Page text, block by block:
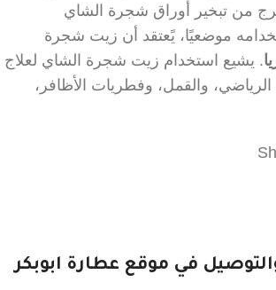
من تبخير أوراق شجرة الشاي
موضعيًا، يًعتقد أن زيت شجرة
. يشيع استخدام زيت شجرة الشاي لعلاج
والقمل، وفطريات الأظافر،
في موقع عطارة ابوبكر